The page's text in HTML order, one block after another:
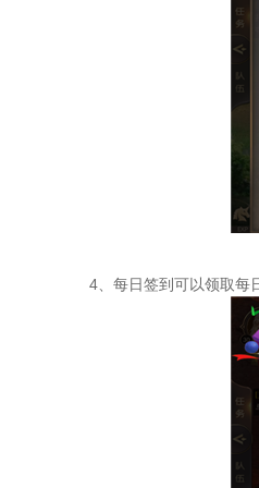
4、每日签到可以领取每